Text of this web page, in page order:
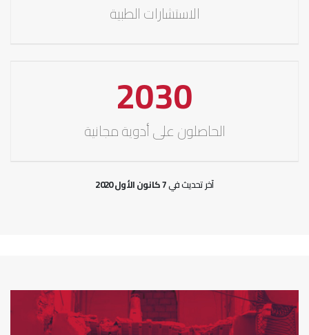
الاستشارات الطبية
2030
الحاصلون على أدوية مجانية
آخر تحديث في7 كانون الأول 2020